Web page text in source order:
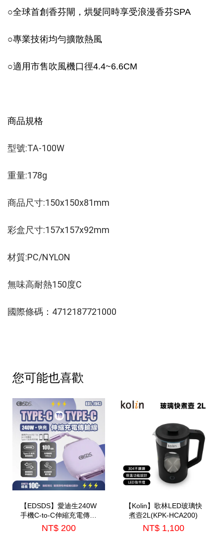
○全球首創香芬閘，烘髮同時享受浪漫香芬SPA
○專業技術均勻擴散熱風
○適用市售吹風機口徑4.4~6.6CM
商品規格
型號:TA-100W
重量:178g
商品尺寸:150x150x81mm
彩盒尺寸:157x157x92mm
材質:PC/NYLON
無味高耐熱150度C
國際條碼：4712187721000
您可能也喜歡
【EDSDS】愛迪生240W
手機C-to-C伸縮充電傳輸
線(EDS-J943)
NT$ 200
【Kolin】歌林LED玻璃快
煮壼2L(KPK-HCA200)
NT$ 1,100